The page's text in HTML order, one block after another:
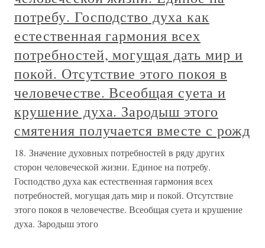
потребу. Господство духа как
естественная гармония всех
потребностей, могущая дать мир и
покой. Отсутствие этого покоя в
человечестве. Всеобщая суета и
крушение духа. Зародыш этого
смятения получается вместе с рожд
18. Значение духовных потребностей в ряду других
сторон человеческой жизни. Единое на потребу.
Господство духа как естественная гармония всех
потребностей, могущая дать мир и покой. Отсутствие
этого покоя в человечестве. Всеобщая суета и крушение
духа. Зародыш этого